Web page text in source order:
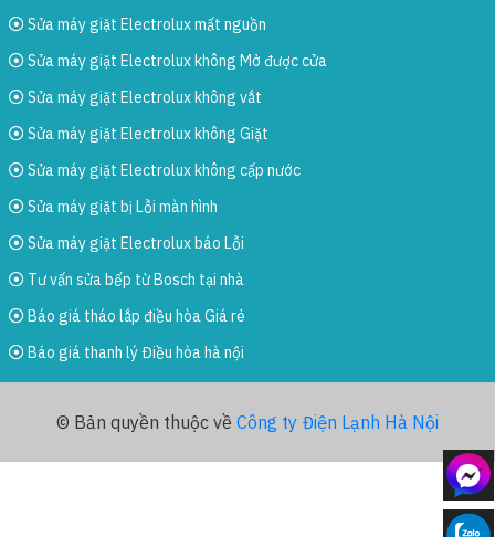
Sửa máy giặt Electrolux mất nguồn
Sửa máy giặt Electrolux không Mở được cửa
Sửa máy giặt Electrolux không vắt
Sửa máy giặt Electrolux không Giặt
Sửa máy giặt Electrolux không cấp nước
Sửa máy giặt bị Lỗi màn hình
Sửa máy giặt Electrolux báo Lỗi
Tư vấn sửa bếp từ Bosch tại nhà
Báo giá tháo lắp điều hòa Giá rẻ
Báo giá thanh lý Điều hòa hà nội
© Bản quyền thuộc về Công ty Điện Lạnh Hà Nội